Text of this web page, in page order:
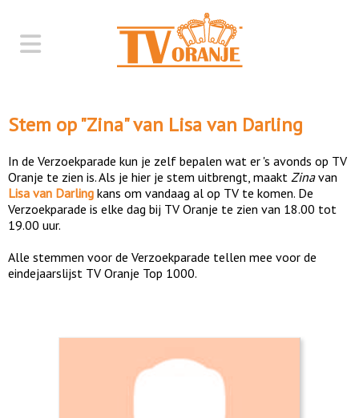
Stem op "Zina" van Lisa van Darling
In de Verzoekparade kun je zelf bepalen wat er 's avonds op TV
Oranje te zien is. Als je hier je stem uitbrengt, maakt Zinavan
Lisa van Darling kans om vandaag al op TV te komen. De
Verzoekparade is elke dag bij TV Oranje te zien van 18.00 tot
19.00 uur.
Alle stemmen voor de Verzoekparade tellen mee voor de
eindejaarslijst TV Oranje Top 1000.